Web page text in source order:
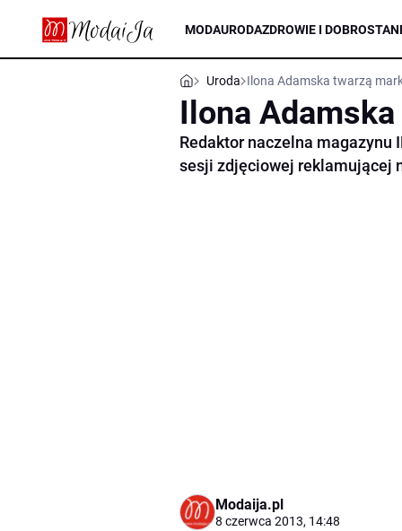
MODAURODAZDROWIE I DOBROSTAN
Uroda Ilona Adamska twarzą
Ilona
Redaktor naczelna magazynu
sesji zdjęciowej reklamującej
Modaija.pl
8 czerwca 2013, 14:48